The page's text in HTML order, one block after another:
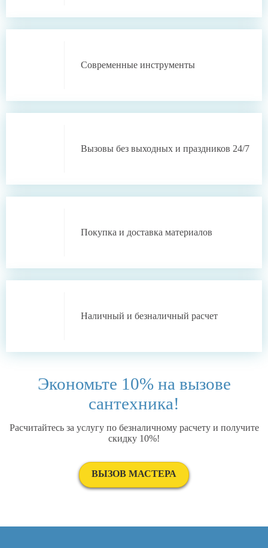
Современные инструменты
Вызовы без выходных и праздников 24/7
Покупка и доставка материалов
Наличный и безналичный расчет
Экономьте 10% на вызове
сантехника!
Расчитайтесь за услугу по безналичному расчету и получите
скидку 10%!
ВЫЗОВ МАСТЕРА